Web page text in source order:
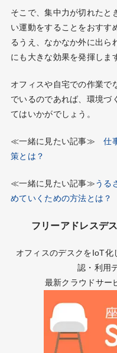
そこで、集中力が切れたと
い運動をすることをおすす
るうえ、なかなか外に出ら
にも大きな効果を発揮しま
オフィスや自宅での作業で
でいるのであれば、環境づ
てはいかがでしょう。
≪一緒に見たい記事≫仕
策とは？
≪一緒に見たい記事≫うる
めていくための方法とは？
フリーアドレスデ
オフィスのデスクをIoT
認・利用
最新クラウドサー